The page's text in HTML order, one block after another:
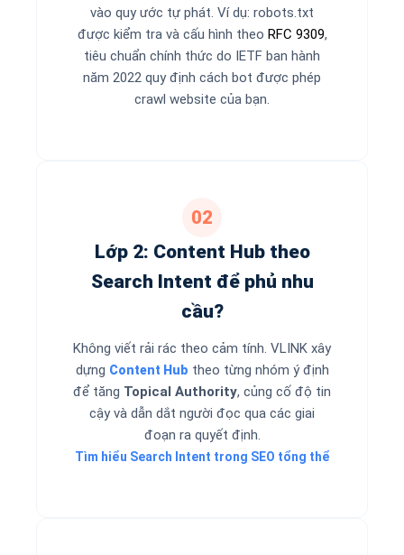
vào quy ước tự phát. Ví dụ: robots.txt
được kiểm tra và cấu hình theo RFC 9309,
tiêu chuẩn chính thức do IETF ban hành
năm 2022 quy định cách bot được phép
crawl website của bạn.
02
Lớp 2: Content Hub theo
Search Intent để phủ nhu
cầu?
Không viết rải rác theo cảm tính. VLINK xây
dựng Content Hub theo từng nhóm ý định
để tăng Topical Authority, củng cố độ tin
cậy và dẫn dắt người đọc qua các giai
đoạn ra quyết định.
Tìm hiểu Search Intent trong SEO tổng thể